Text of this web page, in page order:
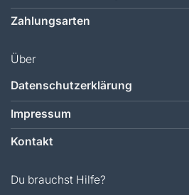
Zahlungsarten
Über
Datenschutzerklärung
Impressum
Kontakt
Du brauchst Hilfe?